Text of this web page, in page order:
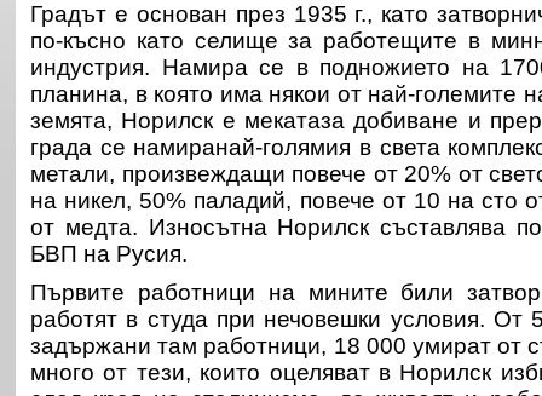
Градът е основан през 1935 г., като
по-късно като селище за работещите в
индустрия. Намира се в подножието на
планина, в която има някои от най-големите
земята, Норилск е мекатаза добиване и
града се намиранай-голямия в света
метали, произвеждащи повече от 20% от
на никел, 50% паладий, повече от 10 на сто
от медта. Износътна Норилск съставлява
БВП на Русия.
Първите работници на мините били
работят в студа при нечовешки условия. От
задържани там работници, 18 000 умират от
много от тези, които оцеляват в Норилск